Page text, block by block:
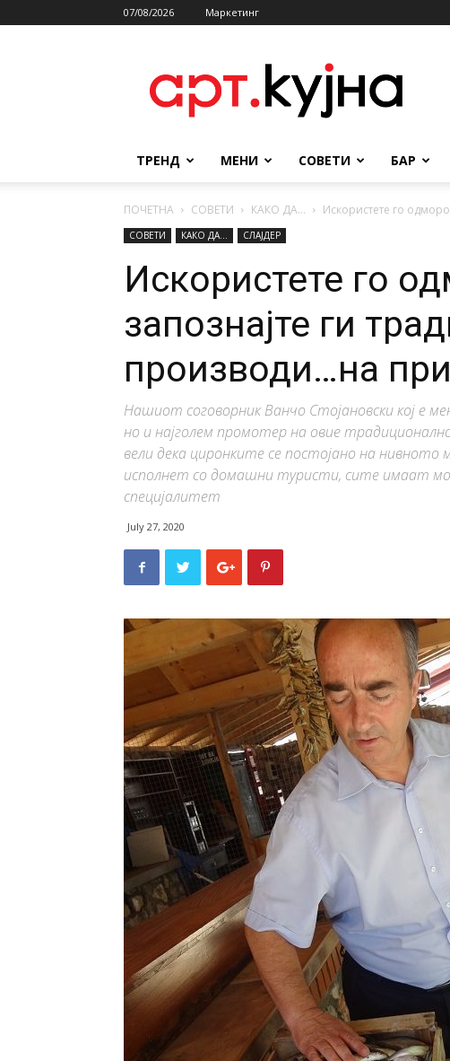
07/08/2026 Маркетинг
ТРЕНД МЕНИ СОВЕТИ БАР
ПОЧЕТНА СОВЕТИ КАКО ДА... Искористете го
СОВЕТИ КАКО ДА... СЛАЈДЕР
Искористете го
запознајте ги
производи…на
Нашиот соговорник Ванчо Стојановски кој е
но и најголем промотер на овие
вели дека циронките се постојано на
исполнет со домашни туристи, сите имаат
специјалитет
July 27, 2020